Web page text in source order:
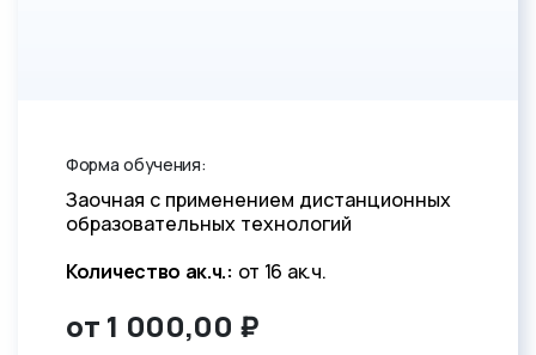
Форма обучения:
Заочная с применением дистанционных
образовательных технологий
Количество ак.ч.: от 16 ак.ч.
от 1 000,00 ₽